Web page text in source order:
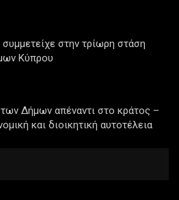
στην τρίωρη στάση
Κύπρου
Δήμων απέναντι στο κράτος –
και διοικητική αυτοτέλεια